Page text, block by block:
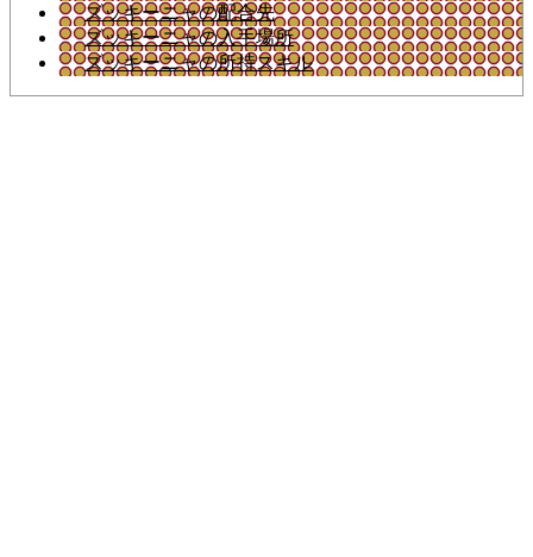
ズッキーニャの配合先
ズッキーニャの入手場所
ズッキーニャの所持スキル